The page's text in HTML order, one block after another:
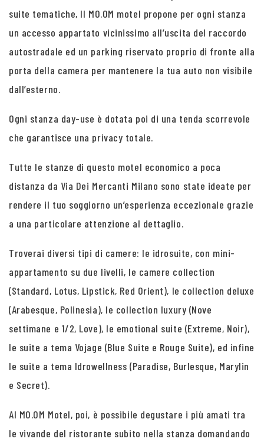
suite tematiche, Il MO.OM motel propone per ogni stanza
un accesso appartato vicinissimo all’uscita del raccordo
autostradale ed un parking riservato proprio di fronte alla
porta della camera per mantenere la tua auto non visibile
dall’esterno.
Ogni stanza day-use è dotata poi di una tenda scorrevole
che garantisce una privacy totale.
Tutte le stanze di questo motel economico a poca
distanza da Via Dei Mercanti Milano sono state ideate per
rendere il tuo soggiorno un’esperienza eccezionale grazie
a una particolare attenzione al dettaglio.
Troverai diversi tipi di camere: le idrosuite, con mini-
appartamento su due livelli, le camere collection
(Standard, Lotus, Lipstick, Red Orient), le collection deluxe
(Arabesque, Polinesia), le collection luxury (Nove
settimane e 1/2, Love), le emotional suite (Extreme, Noir),
le suite a tema Vojage (Blue Suite e Rouge Suite), ed infine
le suite a tema Idrowellness (Paradise, Burlesque, Marylin
e Secret).
Al MO.OM Motel, poi, è possibile degustare i più amati tra
le vivande del ristorante subito nella stanza domandando